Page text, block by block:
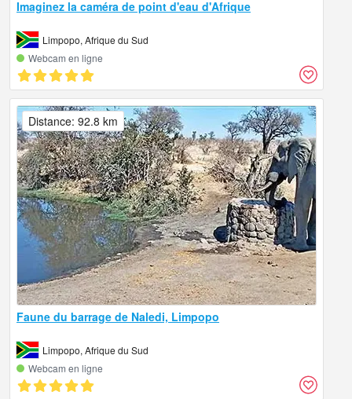
Imaginez la caméra de point d'eau d'Afrique
Limpopo, Afrique du Sud
Webcam en ligne
Faune du barrage de Naledi, Limpopo
Limpopo, Afrique du Sud
Webcam en ligne
Distance: 92.8 km